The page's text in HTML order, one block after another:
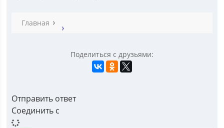
Главная
Поделиться с друзьями:
Отправить ответ
Соединить с